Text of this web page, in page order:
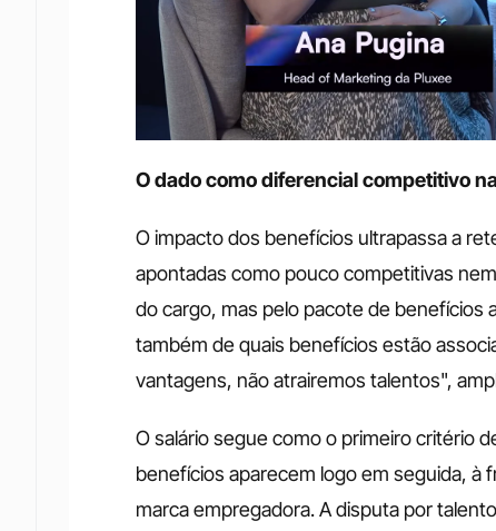
O dado como diferencial competitivo
O impacto dos benefícios ultrapassa a
apontadas como pouco competitivas
do cargo, mas pelo pacote de benefícios
também de quais benefícios estão
vantagens, não atrairemos talentos",
O salário segue como o primeiro critério
benefícios aparecem logo em seguida,
marca empregadora. A disputa por